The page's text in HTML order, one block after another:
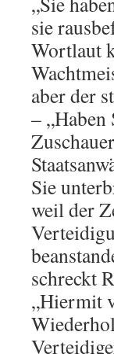
sie
Wortlaut
aber der
– „Haben
Sie
weil der
schreckt
„Hiermit